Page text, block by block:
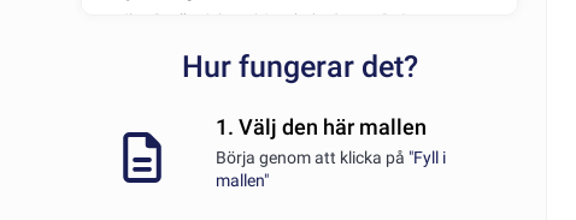
Hur fungerar det?
1. Välj den här mallen
Börja genom att klicka på "Fyll i
mallen"